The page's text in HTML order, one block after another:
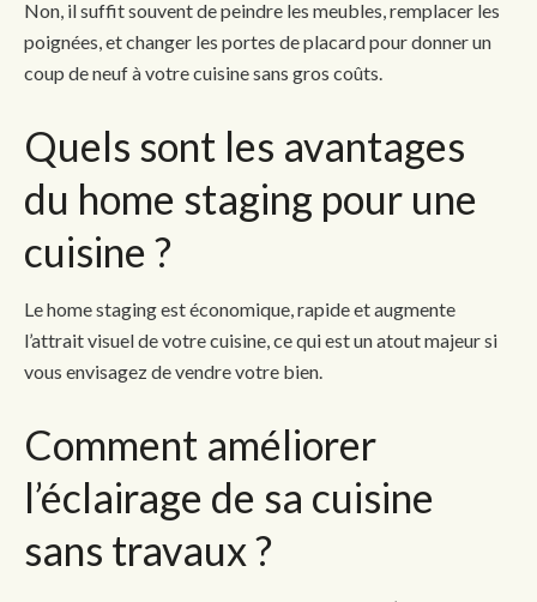
Non, il suffit souvent de peindre les meubles, remplacer les
poignées, et changer les portes de placard pour donner un
coup de neuf à votre cuisine sans gros coûts.
Quels sont les avantages
du home staging pour une
cuisine ?
Le home staging est économique, rapide et augmente
l’attrait visuel de votre cuisine, ce qui est un atout majeur si
vous envisagez de vendre votre bien.
Comment améliorer
l’éclairage de sa cuisine
sans travaux ?